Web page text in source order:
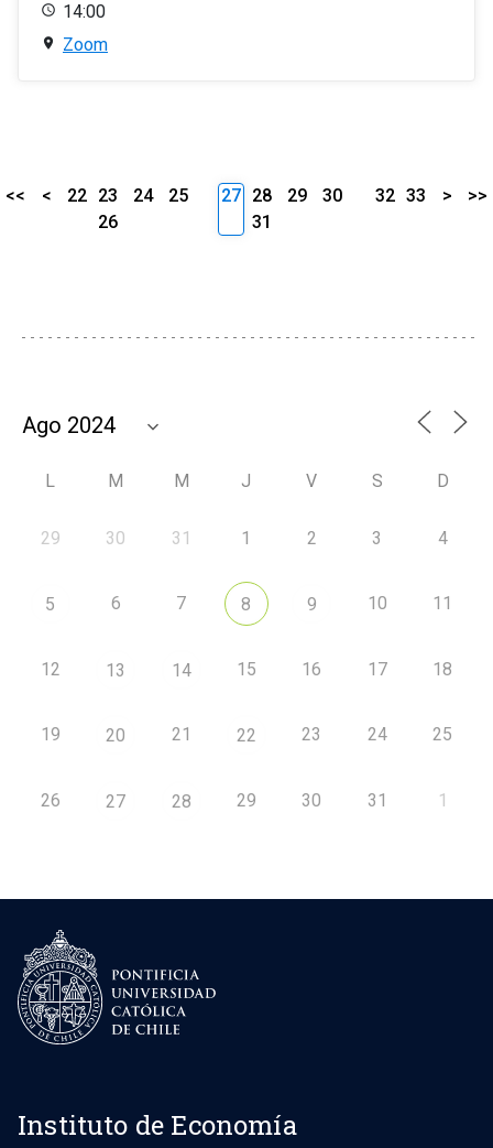
14:00
Zoom
<< < 22 23 24
25
26
27 28 29
30
31
32 33 > >>
L M M J V S D
29 30 31 1 2 3 4
5 6 7 8 9 10 11
12 13 14 15 16 17 18
19 20 21 22 23 24 25
26 27 28 29 30 31 1
Instituto de Economía